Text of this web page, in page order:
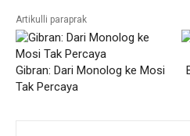
Artikulli paraprak
Gibran: Dari Monolog ke Mosi
Tak Percaya